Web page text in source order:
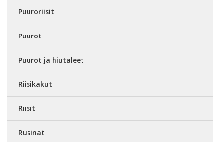
Puuroriisit
Puurot
Puurot ja hiutaleet
Riisikakut
Riisit
Rusinat